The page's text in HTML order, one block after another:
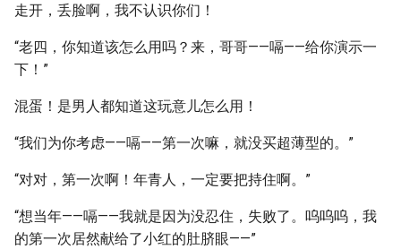
走开，丢脸啊，我不认识你们！
“老四，你知道该怎么用吗？来，哥哥——嗝——给你演示一
下！”
混蛋！是男人都知道这玩意儿怎么用！
“我们为你考虑——嗝——第一次嘛，就没买超薄型的。”
“对对，第一次啊！年青人，一定要把持住啊。”
“想当年——嗝——我就是因为没忍住，失败了。呜呜呜，我
的第一次居然献给了小红的肚脐眼——”